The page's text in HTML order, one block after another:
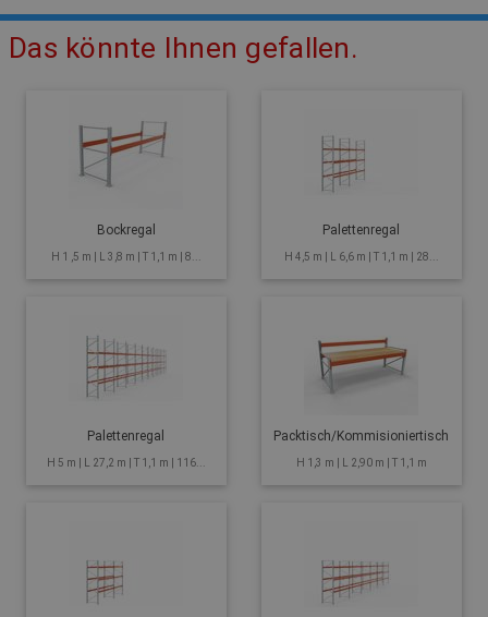
Das könnte Ihnen gefallen.
Bockregal
H 1 ,5 m | L 3,8 m | T 1,1 m | 8...
Palettenregal
H 4,5 m | L 6,6 m | T 1,1 m | 28...
Palettenregal
H 5 m | L 27,2 m | T 1,1 m | 116...
Packtisch/Kommisioniertisch
H 1,3 m | L 2,90 m | T 1,1 m